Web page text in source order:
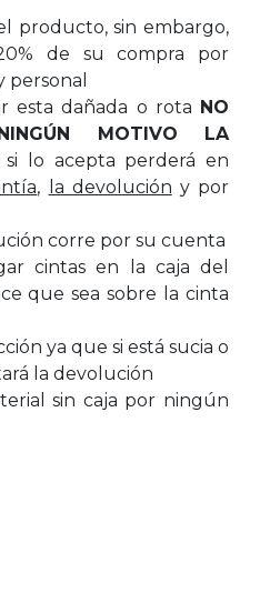
producto, sin embargo,
de su compra por
personal
esta dañada o rota NO
MOTIVO LA
lo acepta perderá en
, la devolución y por
corre por su cuenta
cintas en la caja del
que sea sobre la cinta
ya que si está sucia o
la devolución
sin caja por ningún